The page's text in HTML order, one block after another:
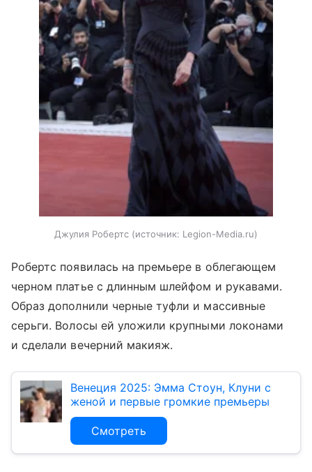
Джулия Робертс источник: Legion-Media.ru
Робертс появилась на премьере в облегающем
черном платье с длинным шлейфом и рукавами.
Образ дополнили черные туфли и массивные
серьги. Волосы ей уложили крупными локонами
и сделали вечерний макияж.
Венеция 2025: Эмма Стоун, Клуни с
женой и первые громкие премьеры
Смотреть